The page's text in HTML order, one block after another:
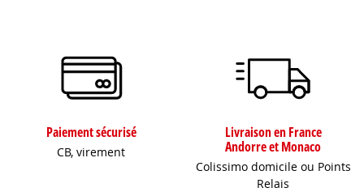
Paiement sécurisé
CB, virement
Livraison en France
Andorre et Monaco
Colissimo domicile ou Points
Relais